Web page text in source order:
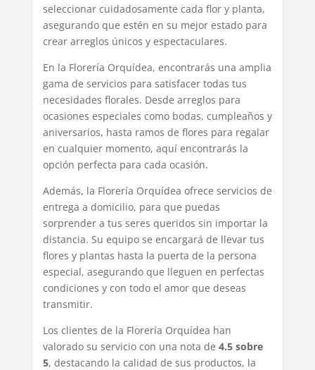
seleccionar cuidadosamente cada flor y planta,
asegurando que estén en su mejor estado para
crear arreglos únicos y espectaculares.
En la Florería Orquídea, encontrarás una amplia
gama de servicios para satisfacer todas tus
necesidades florales. Desde arreglos para
ocasiones especiales como bodas, cumpleaños y
aniversarios, hasta ramos de flores para regalar
en cualquier momento, aquí encontrarás la
opción perfecta para cada ocasión.
Además, la Florería Orquídea ofrece servicios de
entrega a domicilio, para que puedas
sorprender a tus seres queridos sin importar la
distancia. Su equipo se encargará de llevar tus
flores y plantas hasta la puerta de la persona
especial, asegurando que lleguen en perfectas
condiciones y con todo el amor que deseas
transmitir.
Los clientes de la Florería Orquídea han
valorado su servicio con una nota de 4.5 sobre
5, destacando la calidad de sus productos, la